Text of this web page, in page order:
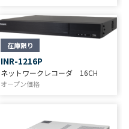
在庫限り
INR-1216P
ネットワークレコーダ 16CH
オープン価格